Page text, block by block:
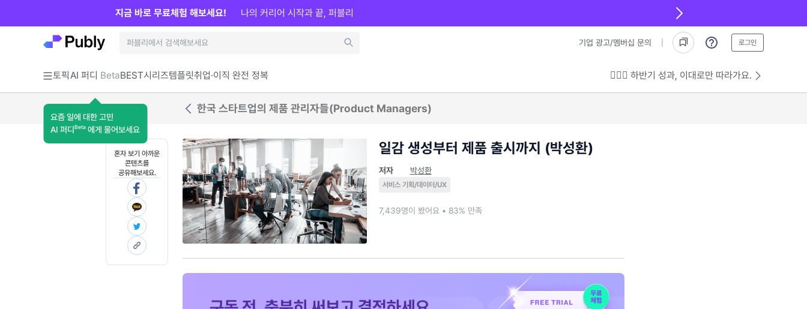
기업 광고/멤버십 문의 로그인
토픽AI 퍼디 Beta
요즘 일에 대한 고민
AI 퍼디 Beta 에게 물어보세요
BEST시리즈템플릿취업·이직 완전 정복 💁🏻‍♂️ 하반기 성과, 이대로만 따라가요.
지금 바로 무료체험 해보세요! 나의 커리어 시작과 끝, 퍼블리
한국 스타트업의 제품 관리자들(Product Managers)
혼자 보기 아까운
콘텐츠를
공유해보세요.
일감 생성부터 제품 출시까지 (박성환)
저자 박성환
서비스 기획/데이터/UX
7,439명이 봤어요 • 83% 만족